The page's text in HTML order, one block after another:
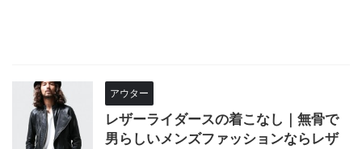
アウター
レザーライダースの着こなし｜無骨で
男らしいメンズファッションならレザ